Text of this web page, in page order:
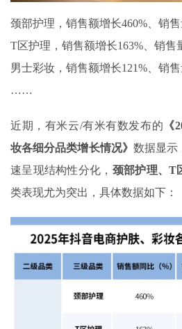
颈部护理，销售额增长460%、销售
T区护理，销售额增长163%、销售
男士彩妆，销售额增长121%、销售
……
近期，有米云/有米有数发布的 《
妆各细分品类增长情况》 数据显示
速呈现结构性分化， 颈部护理、T
类表现尤为突出‌，具体数据如下：